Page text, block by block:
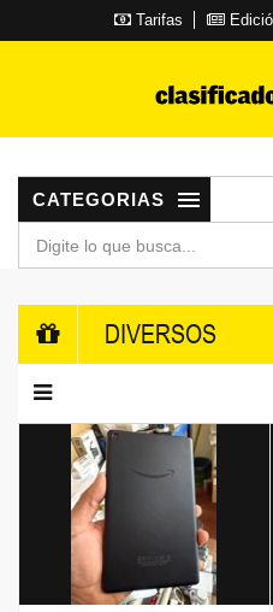
Tarifas
CATEGORIAS
DIVERSOS